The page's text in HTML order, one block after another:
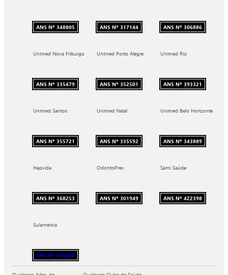
ANS Nº 348805 ANS Nº 317144 ANS Nº 306886
Unimed Nova Friburgo
ANS Nº 335479
Unimed Porto Alegre
ANS Nº 352501
Unimed Rio
ANS Nº 393321
Unimed Santos
ANS Nº 355721
Unimed Natal
ANS Nº 335592
Unimed Belo Horizonte
ANS Nº 343889
Hapvida
ANS Nº 368253
OdontoPrev
ANS Nº 301949
Sami Saúde
ANS Nº 422398
Sulamerica
ANS Nº 416428